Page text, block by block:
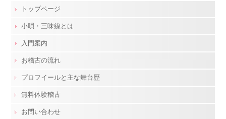
トップページ
小唄・三味線とは
入門案内
お稽古の流れ
プロフイールと主な舞台歴
無料体験稽古
お問い合わせ